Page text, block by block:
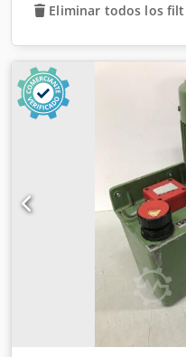
Eliminar todos los